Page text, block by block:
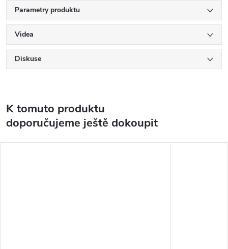
Parametry produktu
Videa
Diskuse
K tomuto produktu
doporučujeme ještě dokoupit